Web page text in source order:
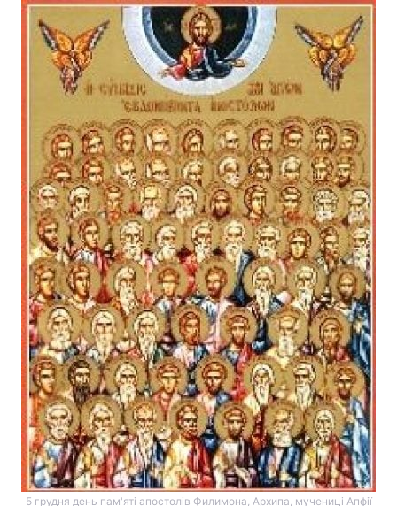
5 грудня день пам'яті апостолів Филимона, Архипа, мучениці Апфії